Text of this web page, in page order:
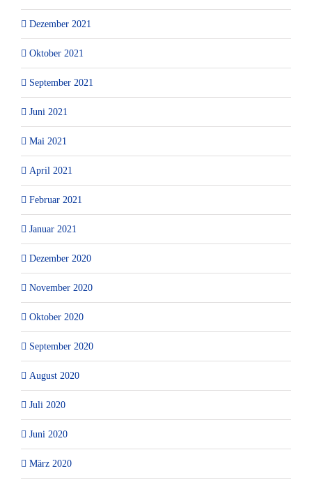
Dezember 2021
Oktober 2021
September 2021
Juni 2021
Mai 2021
April 2021
Februar 2021
Januar 2021
Dezember 2020
November 2020
Oktober 2020
September 2020
August 2020
Juli 2020
Juni 2020
März 2020